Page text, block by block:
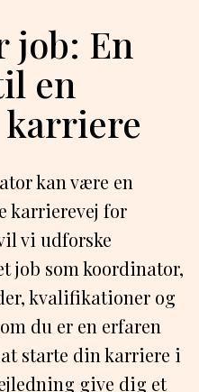
job: En
en
kan være en
karrierevej for
vi udforske
job som koordinator,
kvalifikationer og
du er en erfaren
starte din karriere i
give dig et